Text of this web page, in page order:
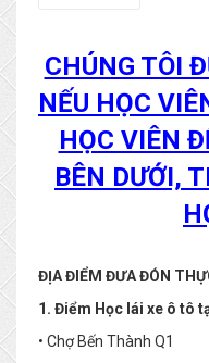
CHÚNG TÔI
NẾU HỌC
HỌC VIÊN
BÊN DƯỚI,
ĐỊA ĐIỂM ĐƯA ĐÓN
1. Điểm Học lái xe ô tô
• Chợ Bến Thành Q1